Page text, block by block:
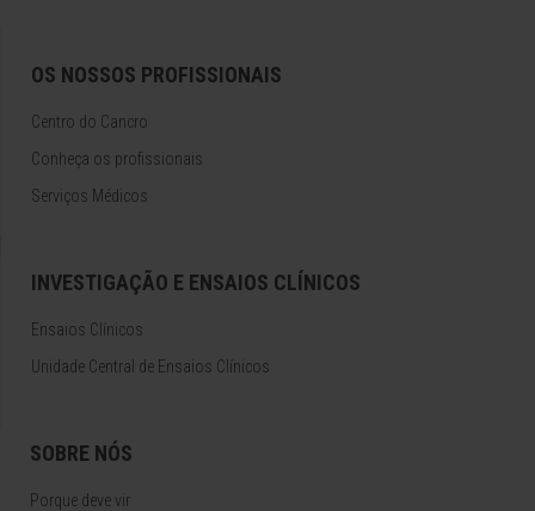
OS NOSSOS PROFISSIONAIS
Centro do Cancro
Conheça os profissionais
Serviços Médicos
INVESTIGAÇÃO E ENSAIOS CLÍNICOS
Ensaios Clínicos
Unidade Central de Ensaios Clínicos
SOBRE NÓS
Porque deve vir